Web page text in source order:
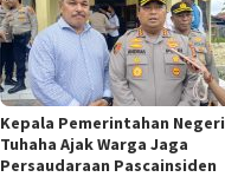
Kepala Pemerintahan Negeri
Tuhaha Ajak Warga Jaga
Persaudaraan Pascainsiden